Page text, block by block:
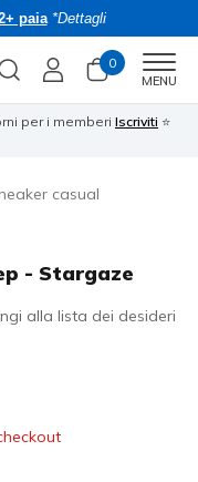
paia *Dettagli
0
MENU
per i memberi Iscriviti ⭐
casual
- Stargaze
alla lista dei desideri